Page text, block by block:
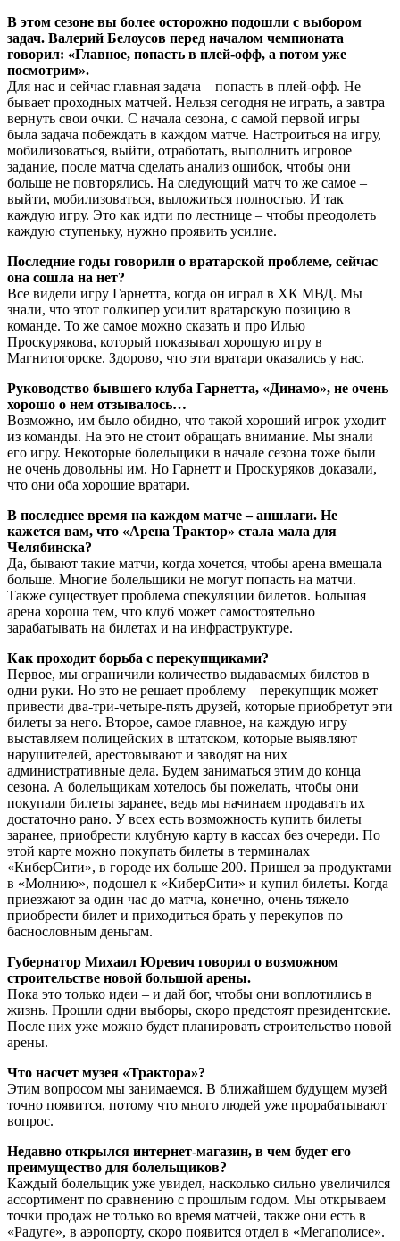
В этом сезоне вы более осторожно подошли с выбором
задач. Валерий Белоусов перед началом чемпионата
говорил: «Главное, попасть в плей-офф, а потом уже
посмотрим».
Для нас и сейчас главная задача – попасть в плей-офф. Не
бывает проходных матчей. Нельзя сегодня не играть, а завтра
вернуть свои очки. С начала сезона, с самой первой игры
была задача побеждать в каждом матче. Настроиться на игру,
мобилизоваться, выйти, отработать, выполнить игровое
задание, после матча сделать анализ ошибок, чтобы они
больше не повторялись. На следующий матч то же самое –
выйти, мобилизоваться, выложиться полностью. И так
каждую игру. Это как идти по лестнице – чтобы преодолеть
каждую ступеньку, нужно проявить усилие.
Последние годы говорили о вратарской проблеме, сейчас
она сошла на нет?
Все видели игру Гарнетта, когда он играл в ХК МВД. Мы
знали, что этот голкипер усилит вратарскую позицию в
команде. То же самое можно сказать и про Илью
Проскурякова, который показывал хорошую игру в
Магнитогорске. Здорово, что эти вратари оказались у нас.
Руководство бывшего клуба Гарнетта, «Динамо», не очень
хорошо о нем отзывалось…
Возможно, им было обидно, что такой хороший игрок уходит
из команды. На это не стоит обращать внимание. Мы знали
его игру. Некоторые болельщики в начале сезона тоже были
не очень довольны им. Но Гарнетт и Проскуряков доказали,
что они оба хорошие вратари.
В последнее время на каждом матче – аншлаги. Не
кажется вам, что «Арена Трактор» стала мала для
Челябинска?
Да, бывают такие матчи, когда хочется, чтобы арена вмещала
больше. Многие болельщики не могут попасть на матчи.
Также существует проблема спекуляции билетов. Большая
арена хороша тем, что клуб может самостоятельно
зарабатывать на билетах и на инфраструктуре.
Как проходит борьба с перекупщиками?
Первое, мы ограничили количество выдаваемых билетов в
одни руки. Но это не решает проблему – перекупщик может
привести два-три-четыре-пять друзей, которые приобретут эти
билеты за него. Второе, самое главное, на каждую игру
выставляем полицейских в штатском, которые выявляют
нарушителей, арестовывают и заводят на них
административные дела. Будем заниматься этим до конца
сезона. А болельщикам хотелось бы пожелать, чтобы они
покупали билеты заранее, ведь мы начинаем продавать их
достаточно рано. У всех есть возможность купить билеты
заранее, приобрести клубную карту в кассах без очереди. По
этой карте можно покупать билеты в терминалах
«КиберСити», в городе их больше 200. Пришел за продуктами
в «Молнию», подошел к «КиберСити» и купил билеты. Когда
приезжают за один час до матча, конечно, очень тяжело
приобрести билет и приходиться брать у перекупов по
баснословным деньгам.
Губернатор Михаил Юревич говорил о возможном
строительстве новой большой арены.
Пока это только идеи – и дай бог, чтобы они воплотились в
жизнь. Прошли одни выборы, скоро предстоят президентские.
После них уже можно будет планировать строительство новой
арены.
Что насчет музея «Трактора»?
Этим вопросом мы занимаемся. В ближайшем будущем музей
точно появится, потому что много людей уже прорабатывают
вопрос.
Недавно открылся интернет-магазин, в чем будет его
преимущество для болельщиков?
Каждый болельщик уже увидел, насколько сильно увеличился
ассортимент по сравнению с прошлым годом. Мы открываем
точки продаж не только во время матчей, также они есть в
«Радуге», в аэропорту, скоро появится отдел в «Мегаполисе».